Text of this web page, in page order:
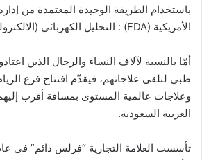
باستخدام الطريقة الوحيدة المعتمدة من إدارة
الأمريكية (FDA) : التحليل الكهربائي (الالكترولسيس).
أمّا بالنسبة لآلاف النساء والرجال الذين
ظبي لتلقي علاجاتهم، فيقدّم افتتاح فرع
وعلاجات عالمية المستوى بمسافة أقرب
العربية السعودية.